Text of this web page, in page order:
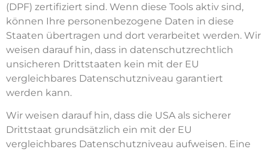
(DPF) zertifiziert sind. Wenn diese Tools aktiv sind,
können Ihre personenbezogene Daten in diese
Staaten übertragen und dort verarbeitet werden. Wir
weisen darauf hin, dass in datenschutzrechtlich
unsicheren Drittstaaten kein mit der EU
vergleichbares Datenschutzniveau garantiert
werden kann.
Wir weisen darauf hin, dass die USA als sicherer
Drittstaat grundsätzlich ein mit der EU
vergleichbares Datenschutzniveau aufweisen. Eine